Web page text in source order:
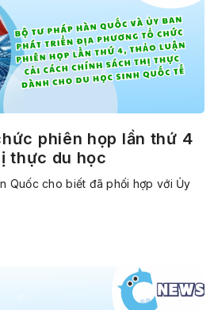
phiên họp lần thứ 4
thực du học
Quốc cho biết đã phối hợp với Ủy